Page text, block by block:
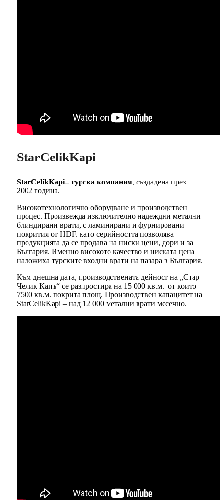
StarCelikKapi
StarCelikKapi– турска компания, създадена през
2002 година.
Високотехнологично оборудване и производствен
процес. Произвежда изключително надеждни метални
блиндирани врати, с ламинирани и фурнировани
покрития от HDF, като серийността позволява
продукцията да се продава на ниски цени, дори и за
България. Именно високото качество и ниската цена
наложиха турските входни врати на пазара в България.
Към днешна дата, производствената дейност на „Стар
Челик Капъ“ се разпростира на 15 000 кв.м., от които
7500 кв.м. покрита площ. Производствен капацитет на
StarCelikKapi – над 12 000 метални врати месечно.